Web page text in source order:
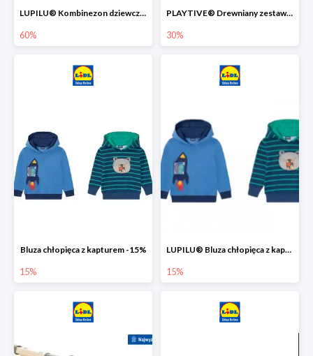
LUPILU® Kombinezon dziewczęcy z bawełny
60%
PLAYTIVE® Drewniany zestaw gier 10 w 1
30%
Bluza chłopięca z kapturem -15%
15%
LUPILU® Bluza chłopięca z kapturem
15%